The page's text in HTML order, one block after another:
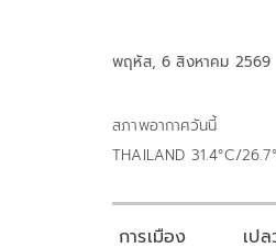
พฤหัส, 6 สิงหาคม 2569
สภาพอากาศวันนี้
THAILAND 31.4°C/
การเมือง เป